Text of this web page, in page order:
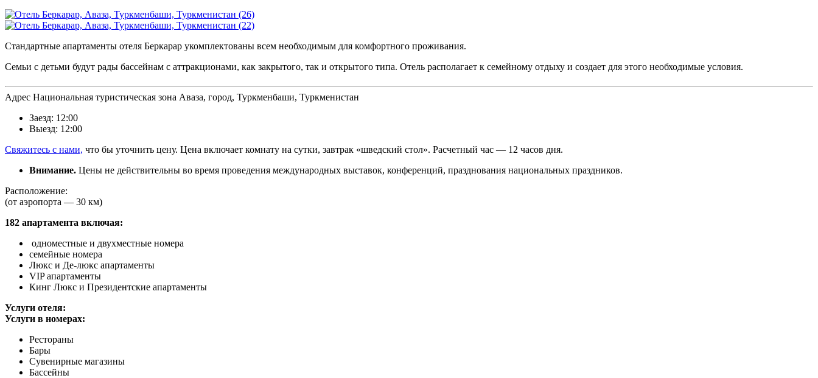
Стандартные апартаменты отеля Беркарар укомплектованы всем необходимым для комфортного проживания.
Семьи с детьми будут рады бассейнам с аттракционами, как закрытого, так и открытого типа. Отель располагает к семейному отдыху и создает для этого необходимые условия.
Aдрес Национальная туристическая зона Аваза, город, Туркменбаши, Туркменистан
Заезд: 12:00
Выезд: 12:00
Свяжитесь с нами, что бы уточнить цену. Цена включает комнату на сутки, завтрак «шведский стол». Расчетный час — 12 часов дня.
Внимание. Цены не действительны во время проведения международных выставок, конференций, празднования национальных праздников.
Расположение:
(от аэропорта — 30 км)
182 апартамента включая:
одноместные и двухместные номера
семейные номера
Люкс и Де-люкс апартаменты
VIP апартаменты
Кинг Люкс и Президентские апартаменты
Услуги отеля:
Услуги в номерах:
Рестораны
Бары
Сувенирные магазины
Бассейны